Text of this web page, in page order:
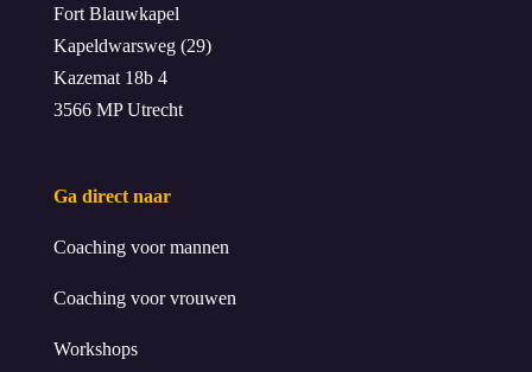
Fort Blauwkapel
Kapeldwarsweg (29)
Kazemat 18b 4
3566 MP Utrecht
Ga direct naar
Coaching voor mannen
Coaching voor vrouwen
Workshops